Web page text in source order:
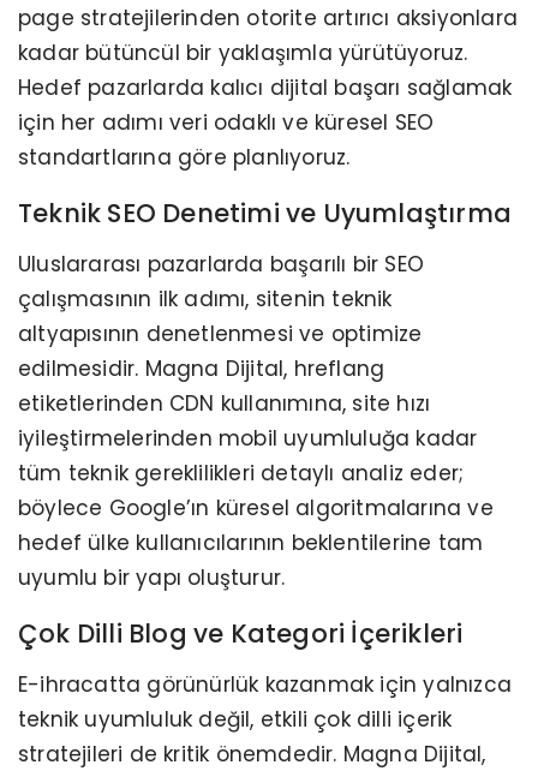
page stratejilerinden otorite artırıcı aksiyonlara
kadar bütüncül bir yaklaşımla yürütüyoruz.
Hedef pazarlarda kalıcı dijital başarı sağlamak
için her adımı veri odaklı ve küresel SEO
standartlarına göre planlıyoruz.
Teknik SEO Denetimi ve Uyumlaştırma
Uluslararası pazarlarda başarılı bir SEO
çalışmasının ilk adımı, sitenin teknik
altyapısının denetlenmesi ve optimize
edilmesidir. Magna Dijital, hreflang
etiketlerinden CDN kullanımına, site hızı
iyileştirmelerinden mobil uyumluluğa kadar
tüm teknik gereklilikleri detaylı analiz eder;
böylece Google’ın küresel algoritmalarına ve
hedef ülke kullanıcılarının beklentilerine tam
uyumlu bir yapı oluşturur.
Çok Dilli Blog ve Kategori İçerikleri
E-ihracatta görünürlük kazanmak için yalnızca
teknik uyumluluk değil, etkili çok dilli içerik
stratejileri de kritik önemdedir. Magna Dijital,